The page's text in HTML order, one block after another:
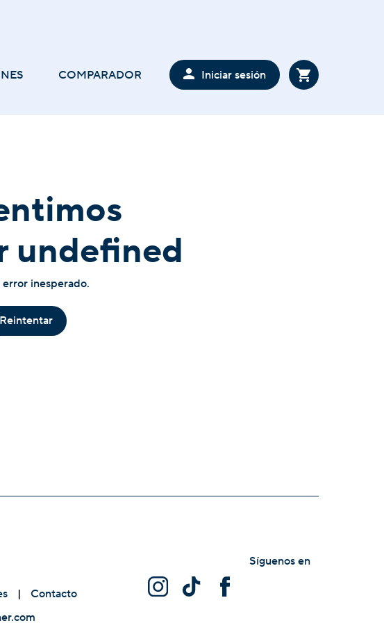
COMPARADOR Iniciar sesión
undefined
inesperado.
Reintentar
|
Contacto
Síguenos en